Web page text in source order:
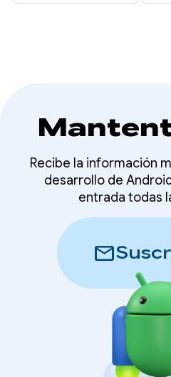
experiencias de TV.
Recibe la información
desarrollo de
entrada todas
mail